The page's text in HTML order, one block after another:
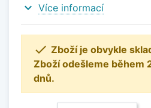
expand_more Více informací
 Zboží je obvykle
Zboží odešleme během
dnů.